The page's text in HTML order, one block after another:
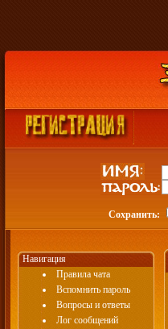
Сохранить:
Навигация
Правила чата
Вспомнить пароль
Вопросы и ответы
Лог сообщений